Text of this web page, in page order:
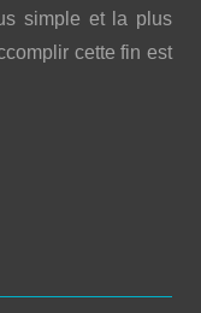
simple et la plus
cette fin est